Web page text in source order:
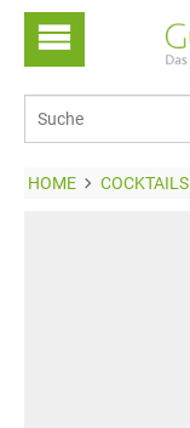
HOME COCKTAILS